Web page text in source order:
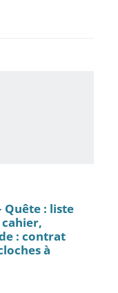
Quête : liste
: contrat
à